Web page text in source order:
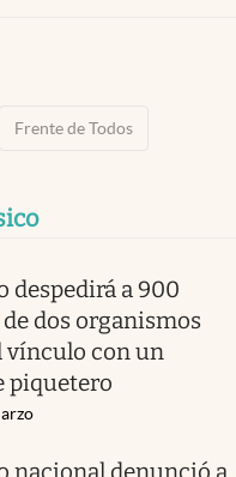
Frente de Todos
despedirá a 900
dos organismos
vínculo con un
piquetero
nacional denunció a